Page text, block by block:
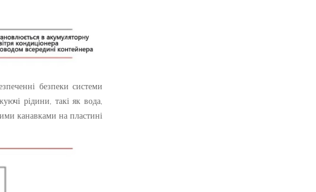
безпеки системи
рідини, такі як вода,
канавками на пластині